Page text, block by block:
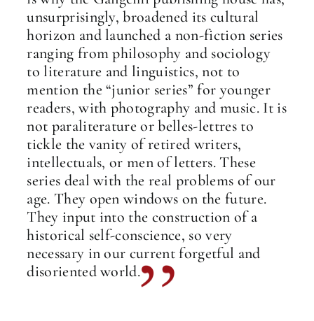
unsurprisingly, broadened its cultural
horizon and launched a non-fiction series
ranging from philosophy and sociology
to literature and linguistics, not to
mention the “junior series” for younger
readers, with photography and music. It is
not paraliterature or belles-lettres to
tickle the vanity of retired writers,
intellectuals, or men of letters. These
series deal with the real problems of our
age. They open windows on the future.
They input into the construction of a
historical self-conscience, so very
necessary in our current forgetful and
disoriented world.